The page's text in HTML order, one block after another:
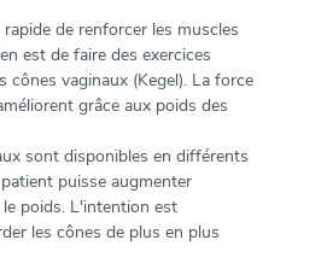
de renforcer les muscles
est de faire des exercices
cônes vaginaux (Kegel). La force
grâce aux poids des
sont disponibles en différents
puisse augmenter
poids. L'intention est
les cônes de plus en plus